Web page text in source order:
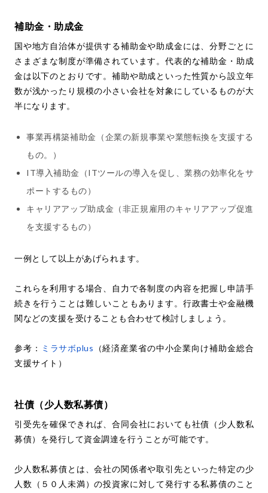
補助金・助成金
国や地方自治体が提供する補助金や助成金には、分野ごとに
さまざまな制度が準備されています。代表的な補助金・助成
金は以下のとおりです。補助や助成といった性質から設立年
数が浅かったり規模の小さい会社を対象にしているものが大
半になります。
事業再構築補助金（企業の新規事業や業態転換を支援する
もの。）
IT導入補助金（ITツールの導入を促し、業務の効率化をサ
ポートするもの）
キャリアアップ助成金（非正規雇用のキャリアアップ促進
を支援するもの）
一例として以上があげられます。
これらを利用する場合、自力で各制度の内容を把握し申請手
続きを行うことは難しいこともあります。行政書士や金融機
関などの支援を受けることも合わせて検討しましょう。
参考： ミラサボplus （経済産業省の中小企業向け補助金総合
支援サイト）
社債（少人数私募債）
引受先を確保できれば、合同会社においても社債（少人数私
募債）を発行して資金調達を行うことが可能です。
少人数私募債とは、会社の関係者や取引先といった特定の少
人数（５０人未満）の投資家に対して発行する私募債のこと